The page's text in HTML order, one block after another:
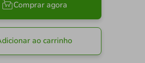
Comprar agora
ao carrinho